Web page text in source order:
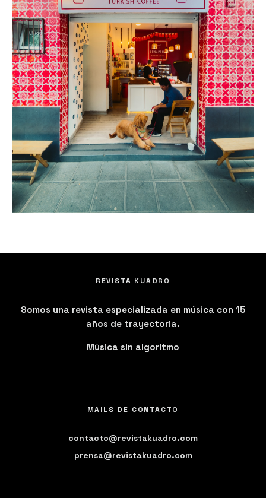
REVISTA KUADRO
Somos una revista especializada en música con 15
años de trayectoria.
Música sin algoritmo
MAILS DE CONTACTO
contacto@revistakuadro.com
prensa@revistakuadro.com